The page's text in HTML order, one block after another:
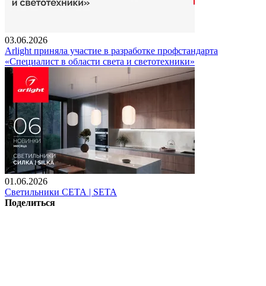
03.06.2026
Arlight приняла участие в разработке профстандарта
«Специалист в области света и светотехники»
01.06.2026
Светильники СЕТА | SETA
Поделиться